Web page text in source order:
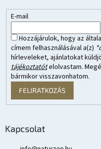
E-mail
Hozzájárulok, hogy az
címem felhasználásával a(z)
hírleveleket, ajánlatokat
tájékoztatótelolvastam.
bármikor visszavonhatom.
FELIRATKOZÁS
Kapcsolat